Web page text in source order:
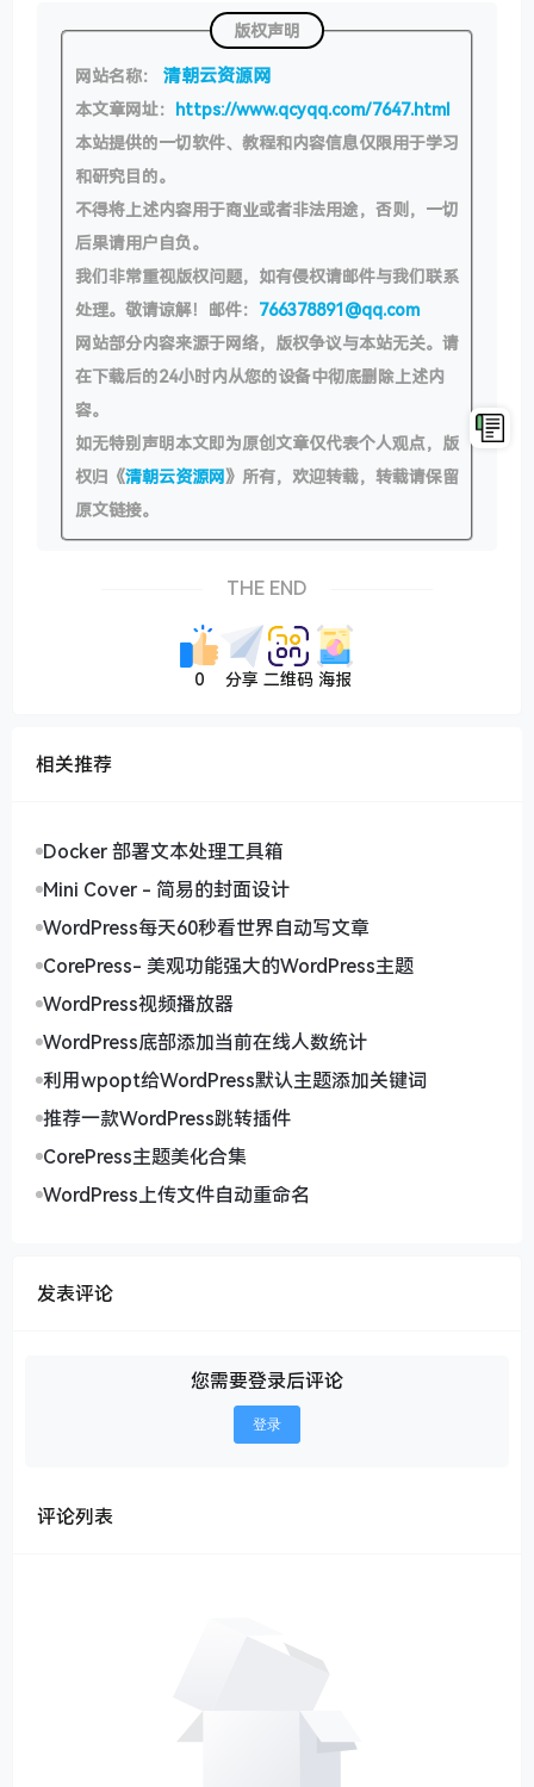
版权声明
网站名称： 清朝云资源网
本文章网址： https://www.qcyqq.com/7647.html
本站提供的一切软件、教程和内容信息仅限用于学习
和研究目的。
不得将上述内容用于商业或者非法用途，否则，一切
后果请用户自负。
我们非常重视版权问题，如有侵权请邮件与我们联系
处理。敬请谅解！邮件： 766378891@qq.com
网站部分内容来源于网络，版权争议与本站无关。请
在下载后的24小时内从您的设备中彻底删除上述内
容。
如无特别声明本文即为原创文章仅代表个人观点，版
权归《清朝云资源网》所有，欢迎转载，转载请保留
原文链接。
THE END
0 分享 二维码 海报
相关推荐
Docker 部署文本处理工具箱
Mini Cover - 简易的封面设计
WordPress每天60秒看世界自动写文章
CorePress- 美观功能强大的WordPress主题
WordPress视频播放器
WordPress底部添加当前在线人数统计
利用wpopt给WordPress默认主题添加关键词
推荐一款WordPress跳转插件
CorePress主题美化合集
WordPress上传文件自动重命名
发表评论
您需要登录后评论
登录
评论列表